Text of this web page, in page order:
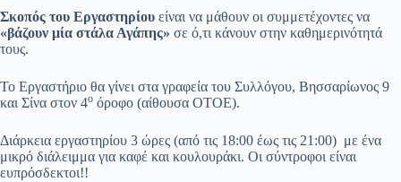
Σκοπός του Εργαστηρίου είναι να μάθουν οι συμμετέχοντες να
«βάζουν μία στάλα Αγάπης» σε ό,τι κάνουν στην καθημερινότητά
τους.
Το Εργαστήριο θα γίνει στα γραφεία του Συλλόγου, Βησσαρίωνος 9
και Σίνα στον 4ο όροφο (αίθουσα ΟΤΟΕ).
Διάρκεια εργαστηρίου 3 ώρες (από τις 18:00 έως τις 21:00) με ένα
μικρό διάλειμμα για καφέ και κουλουράκι. Οι σύντροφοι είναι
ευπρόσδεκτοι!!